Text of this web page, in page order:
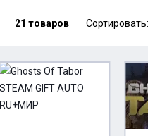
21 товаров Сортировать: